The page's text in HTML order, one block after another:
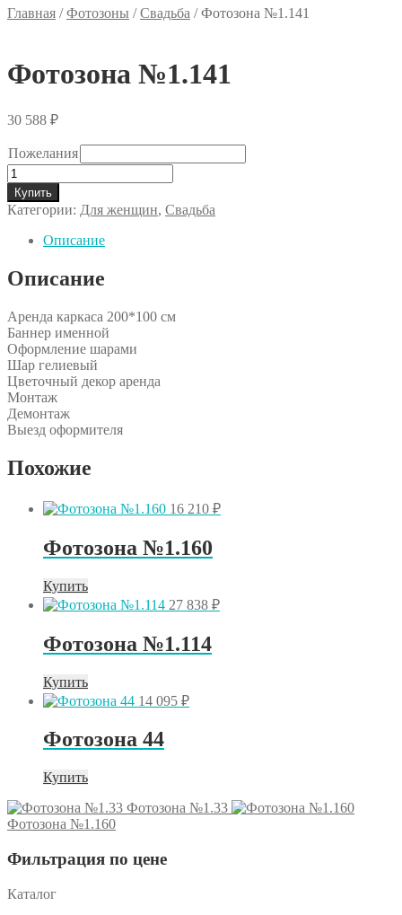
Главная /Фотозоны /Свадьба /Фотозона №1.141
Фотозона №1.141
30 588 ₽
Пожелания
Количество
товара
Фотозона
№1.141
Купить
Категории: Для женщин, Свадьба
Описание
Описание
Аренда каркаса 200*100 см
Баннер именной
Оформление шарами
Шар гелиевый
Цветочный декор аренда
Монтаж
Демонтаж
Выезд оформителя
Похожие
16 210 ₽
Фотозона №1.160
Купить
27 838 ₽
Фотозона №1.114
Купить
14 095 ₽
Фотозона 44
Купить
Фотозона №1.33
Фотозона №1.160
Фильтрация по цене
Каталог